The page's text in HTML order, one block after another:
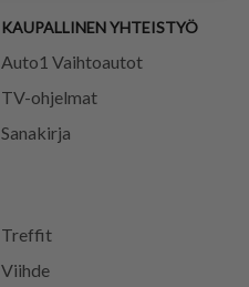
Treffit
Viihde
KAUPALLINEN YHTEISTYÖ
Auto1 Vaihtoautot
TV-ohjelmat
Sanakirja